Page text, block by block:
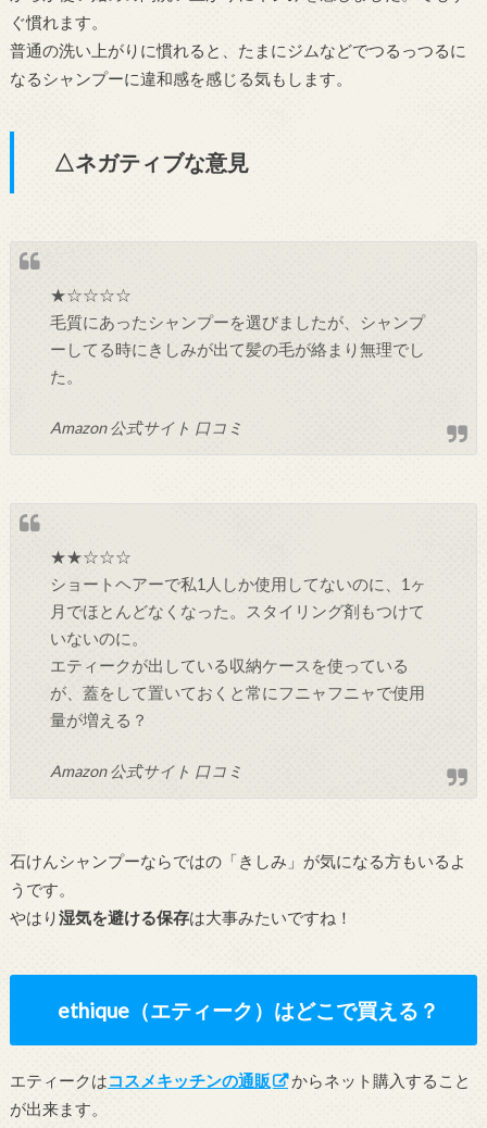
ぐ慣れます。
普通の洗い上がりに慣れると、たまにジムなどでつるっつるに
なるシャンプーに違和感を感じる気もします。
△ネガティブな意見
★☆☆☆☆
毛質にあったシャンプーを選びましたが、シャンプ
ーしてる時にきしみが出て髪の毛が絡まり無理でし
た。
Amazon 公式サイト 口コミ
★★☆☆☆
ショートヘアーで私1人しか使用してないのに、1ヶ
月でほとんどなくなった。スタイリング剤もつけて
いないのに。
エティークが出している収納ケースを使っている
が、蓋をして置いておくと常にフニャフニャで使用
量が増える？
Amazon 公式サイト 口コミ
石けんシャンプーならではの「きしみ」が気になる方もいるよ
うです。
やはり湿気を避ける保存は大事みたいですね！
ethique（エティーク）はどこで買える？
エティークはコスメキッチンの通販
からネット購入すること
が出来ます。